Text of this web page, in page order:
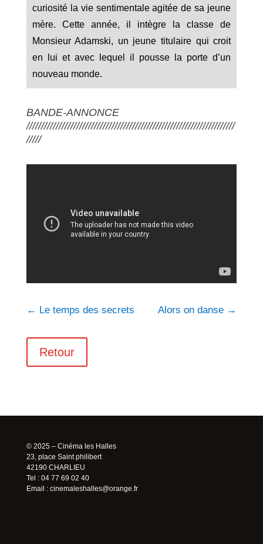
curiosité la vie sentimentale agitée de sa jeune
mère. Cette année, il intègre la classe de
Monsieur Adamski, un jeune titulaire qui croit
en lui et avec lequel il pousse la porte d’un
nouveau monde.
BANDE-ANNONCE
///////////////////////////////////////////////////////////////////////
/////
← Le temps des secrets Alors on danse →
Retour
© 2025 – Cinéma les Halles
23, place Saint philibert
42190 CHARLIEU
Tel : 04 77 69 02 40
Email : cinemaleshalles@orange.fr